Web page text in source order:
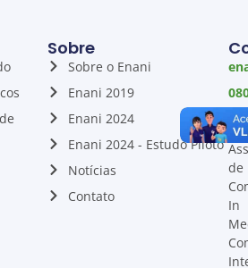
Sobre
Sobre o Enani
Enani 2019
Enani 2024
Enani 2024 - Estudo Piloto
Notícias
Contato
de
In